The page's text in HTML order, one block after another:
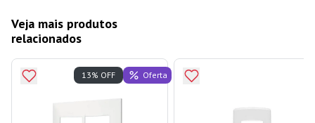
Veja mais produtos
relacionados
13% OFF Oferta